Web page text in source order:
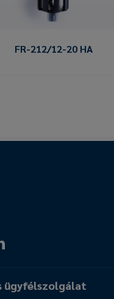
FR-212/12-20 HA
ügyfélszolgálat